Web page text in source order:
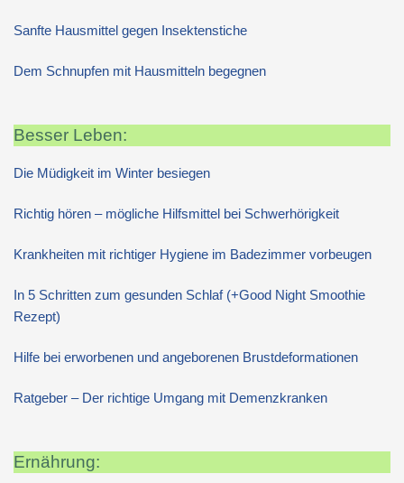
Sanfte Hausmittel gegen Insektenstiche
Dem Schnupfen mit Hausmitteln begegnen
Besser Leben:
Die Müdigkeit im Winter besiegen
Richtig hören – mögliche Hilfsmittel bei Schwerhörigkeit
Krankheiten mit richtiger Hygiene im Badezimmer vorbeugen
In 5 Schritten zum gesunden Schlaf (+Good Night Smoothie
Rezept)
Hilfe bei erworbenen und angeborenen Brustdeformationen
Ratgeber – Der richtige Umgang mit Demenzkranken
Ernährung: